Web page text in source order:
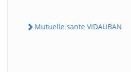
Mutuelle sante VIDAUBAN